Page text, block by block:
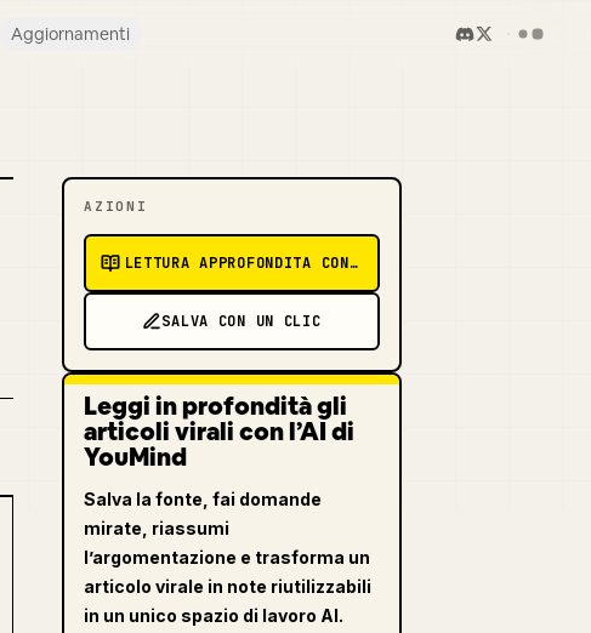
Aggiornamenti
AZIONI
LETTURA APPROFONDITA CON AI
SALVA CON UN CLIC
Leggi in profondità gli
articoli virali con l’AI di
YouMind
Salva la fonte, fai domande
mirate, riassumi
l’argomentazione e trasforma un
articolo virale in note riutilizzabili
in un unico spazio di lavoro AI.